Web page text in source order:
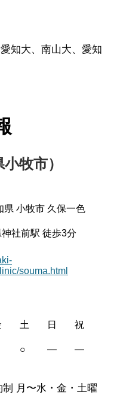
知大、南山大、愛知
小牧市）
県 小牧市 久保一色
社前駅 徒歩3分
souma.html
土 日
祝
○ — —
制 月〜水・金・土曜